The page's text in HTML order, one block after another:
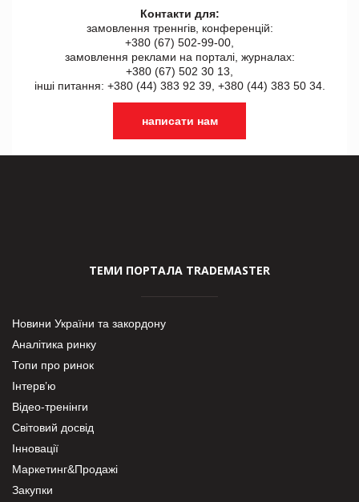
Контакти для:
замовлення треннгів, конференцій:
+380 (67) 502-99-00,
замовлення реклами на порталі, журналах:
+380 (67) 502 30 13,
інші питання: +380 (44) 383 92 39, +380 (44) 383 50 34.
написати нам
ТЕМИ ПОРТАЛА TRADEMASTER
Новини України та закордону
Аналітика ринку
Топи про ринок
Інтерв’ю
Відео-тренінги
Світовий досвід
Інновації
Маркетинг&Продажі
Закупки